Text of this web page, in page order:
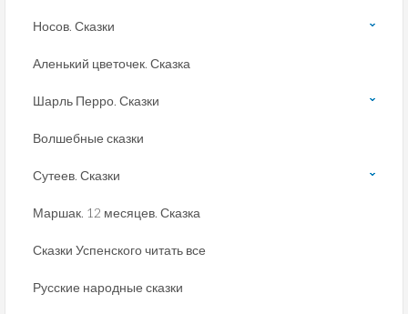
Носов. Сказки
Аленький цветочек. Сказка
Шарль Перро. Сказки
Волшебные сказки
Сутеев. Сказки
Маршак. 12 месяцев. Сказка
Сказки Успенского читать все
Русские народные сказки